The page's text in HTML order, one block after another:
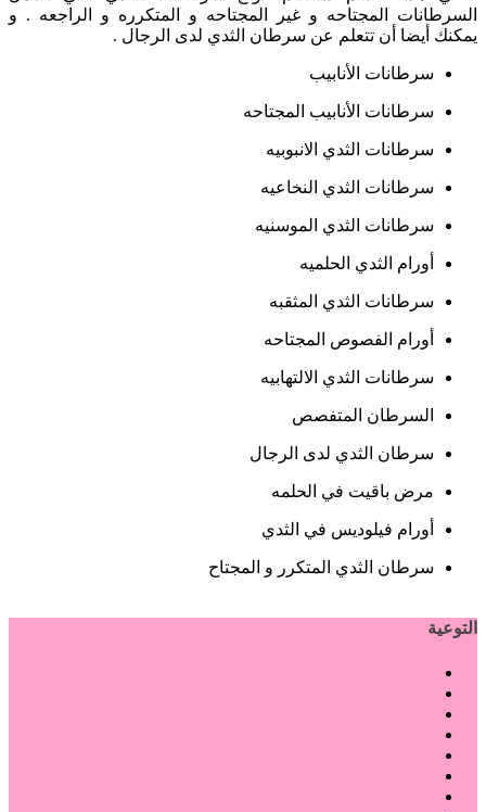
السرطانات المجتاحه و غير المجتاحه و المتكرره و الراجعه . و
يمكنك أيضا أن تتعلم عن سرطان الثدي لدى الرجال .
سرطانات الأنابيب
سرطانات الأنابيب المجتاحه
سرطانات الثدي الانبوبيه
سرطانات الثدي النخاعيه
سرطانات الثدي الموسنيه
أورام الثدي الحلميه
سرطانات الثدي المثقبه
أورام الفصوص المجتاحه
سرطانات الثدي الالتهابيه
السرطان المتفصص
سرطان الثدي لدى الرجال
مرض باقيت في الحلمه
أورام فيلوديس في الثدي
سرطان الثدي المتكرر و المجتاح
التوعية